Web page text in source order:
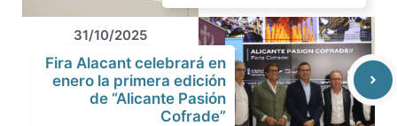
31/10/2025
Fira Alacant celebrará en
enero la primera edición
de “Alicante Pasión
Cofrade”